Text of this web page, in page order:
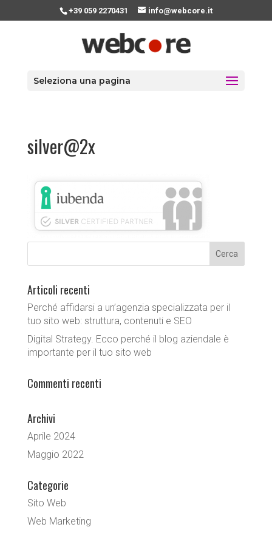
+39 059 2270431 info@webcore.it
Seleziona una pagina
silver@2x
Articoli recenti
Perché affidarsi a un’agenzia specializzata per il
tuo sito web: struttura, contenuti e SEO
Digital Strategy. Ecco perché il blog aziendale è
importante per il tuo sito web
Commenti recenti
Archivi
Aprile 2024
Maggio 2022
Categorie
Sito Web
Web Marketing